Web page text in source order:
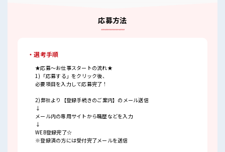
応募方法
・選考手順
★応募～お仕事スタートの流れ★
1)「応募する」をクリック後、
必要項目を入力して応募完了！
2)弊社より【登録手続きのご案内】のメール送信
↓
メール内の専用サイトから職歴などを入力
↓
WEB登録完了☆
※登録済の方には受付完了メールを送信